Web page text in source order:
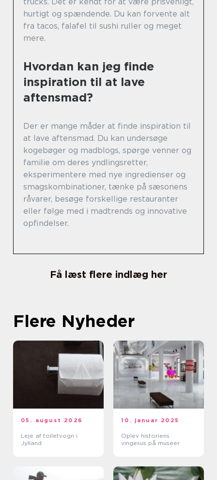
hurtigt og spændende. Du kan forvente alt
fra tacos, falafel til sushi ruller og meget
mere.
Hvordan kan jeg finde
inspiration til at lave
aftensmad?
Der er mange måder at finde inspiration til
at lave aftensmad. Du kan undersøge
kogebøger og madblogs, spørge venner og
familie om deres yndlingsretter,
eksperimentere med nye ingredienser og
smagskombinationer, tænke på sæsonens
råvarer, besøge forskellige restauranter
eller følge med i madtrends og innovative
opfindelser.
Få læst flere indlæg her
Flere Nyheder
05. august 2026
Leje af toiletvogn i
Jylland
10. januar 2025
Oplev historiens
vingesus på museer